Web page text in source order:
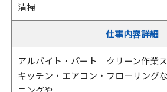
清掃
仕事内容詳細
アルバイト・パート クリーン作業
キッチン・エアコン・フローリング